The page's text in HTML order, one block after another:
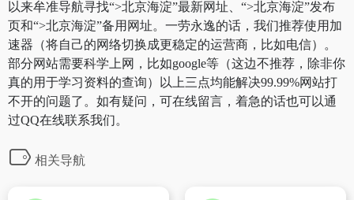
以来牟准导航寻找“>北京海淀”最新网址、“>北京海淀”发布
页和“>北京海淀”备用网址。一劳永逸的话，我们推荐使用加
速器（将自己的网络切换成更稳定的运营商，比如电信）。
部分网站需要科学上网，比如google等（这边不推荐，除非你
真的用于学习资料的查询）以上三点均能解决99.99%网站打
不开的问题了。如有疑问，可在线留言，着急的话也可以通
过QQ在线联系我们。
相关导航